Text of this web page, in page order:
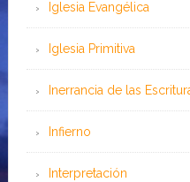
Iglesia Evangélica
Iglesia Primitiva
Inerrancia de las
Infierno
Interpretación